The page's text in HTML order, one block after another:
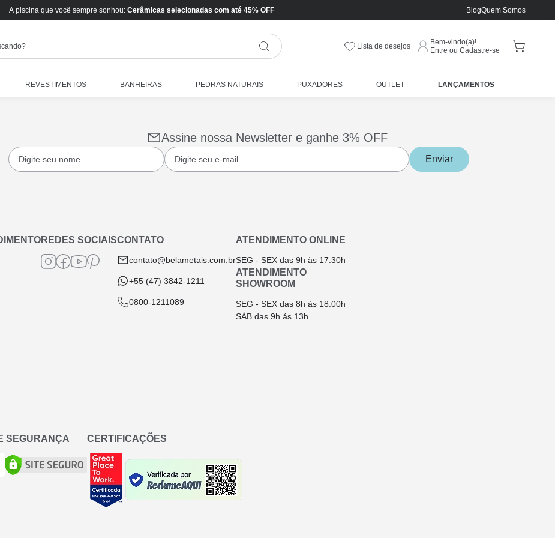
A piscina que você sempre sonhou: Cerâmicas selecionadas com até 45% OFF BlogQuem Somos
Lista de desejos
Bem-vindo(a)!
Entre ou Cadastre-se
REVESTIMENTOS BANHEIRAS PEDRAS NATURAIS PUXADORES OUTLET LANÇAMENTOS
Assine nossa Newsletter e ganhe 3% OFF
Enviar
REDES SOCIAISCONTATO
contato@belametais.com.br
+55 (47) 3842-1211
0800-1211089
ATENDIMENTO ONLINE
SEG - SEX das 9h às 17:30h
ATENDIMENTO
SHOWROOM
SEG - SEX das 8h às 18:00h
SÁB das 9h ás 13h
SEGURANÇA CERTIFICAÇÕES